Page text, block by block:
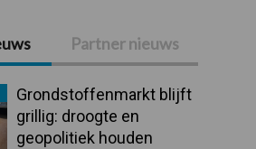
Partner nieuws
Grondstoffenmarkt blijft
grillig: droogte en
geopolitiek houden